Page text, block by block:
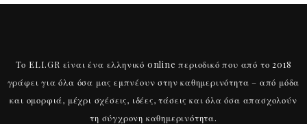
Το ELI.GR είναι ένα ελληνικό online περιοδικό που από το 2018
γράφει για όλα όσα μας εμπνέουν στην καθημερινότητα – από μόδα
και ομορφιά, μέχρι σχέσεις, ιδέες, τάσεις και όλα όσα απασχολούν
τη σύγχρονη καθημερινότητα.